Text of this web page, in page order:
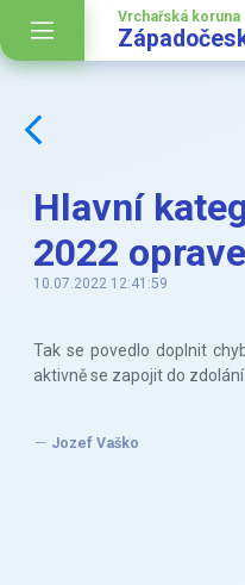
Vrchařská koruna
Hlavní
2022
10.07.2022 12:41:59
Tak se povedlo doplnit
aktivně se zapojit do
Jozef Vaško